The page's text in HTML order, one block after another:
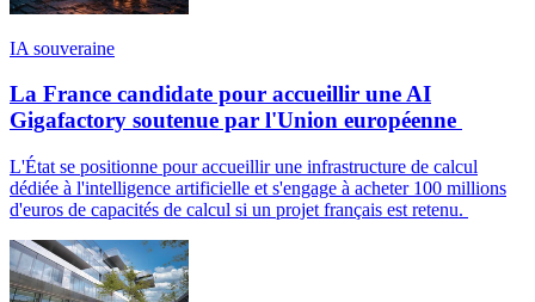
IA souveraine
La France candidate pour accueillir une AI
Gigafactory soutenue par l'Union européenne
L'État se positionne pour accueillir une infrastructure de calcul
dédiée à l'intelligence artificielle et s'engage à acheter 100 millions
d'euros de capacités de calcul si un projet français est retenu.